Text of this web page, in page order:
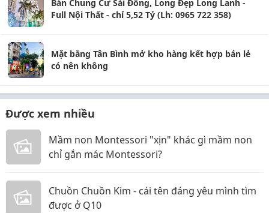
Bán Chung Cư Sài Đồng, Long Đẹp Long Lanh -
Full Nội Thất - chỉ 5,52 Tỷ (Lh: 0965 722 358)
Mặt bằng Tân Bình mở kho hàng kết hợp bán lẻ
có nên không
Được xem nhiều
Mầm non Montessori "xịn" khác gì mầm non
chỉ gắn mác Montessori?
Chuồn Chuồn Kim - cái tên đáng yêu mình tìm
được ở Q10